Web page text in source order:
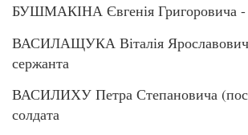
БУШМАКІНА Євгенія Григоровича -
ВАСИЛАЩУКА Віталія
сержанта
ВАСИЛИХУ Петра Степановича
солдата